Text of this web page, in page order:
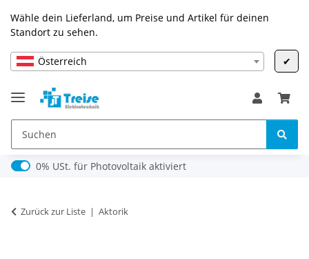
Wähle dein Lieferland, um Preise und Artikel für deinen
Standort zu sehen.
Österreich ✔
0% USt. für Photovoltaik (§ 12 Abs. 3 UStG)
0% USt. für Photovoltaik aktiviert
Zurück zur Liste Aktorik